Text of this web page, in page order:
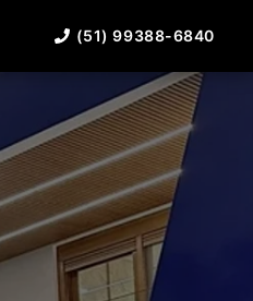
(51) 99388-6840